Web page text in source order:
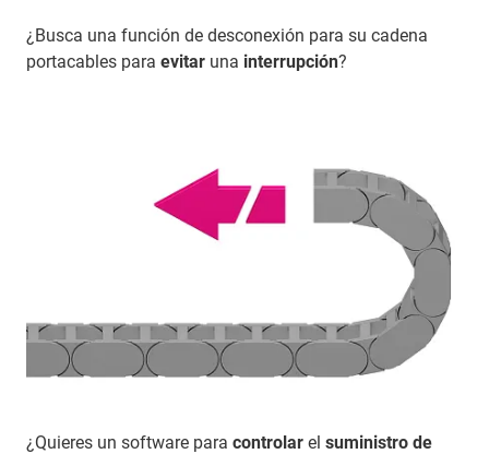
¿Busca una función de desconexión para su cadena
portacables para evitar una interrupción?
¿Quieres un software para controlar el suministro de